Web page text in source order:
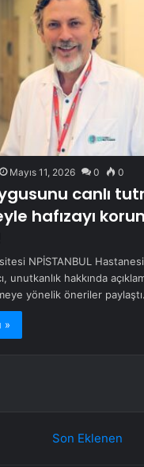
Mayıs 11, 2026 0 0
canlı
hafızayı
NPİSTANBUL
unutkanlık hakkında
yönelik öneriler paylaştı.
»
Son Eklenen